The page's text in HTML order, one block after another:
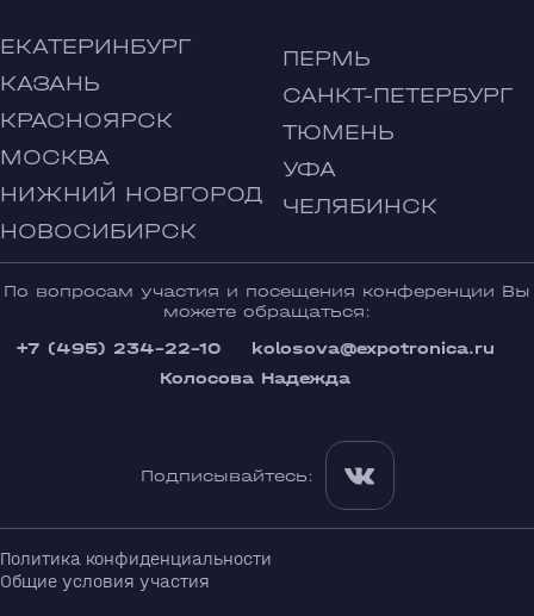
ЕКАТЕРИНБУРГ
КАЗАНЬ
КРАСНОЯРСК
МОСКВА
НИЖНИЙ НОВГОРОД
НОВОСИБИРСК
ПЕРМЬ
САНКТ-ПЕТЕРБУРГ
ТЮМЕНЬ
УФА
ЧЕЛЯБИНСК
По вопросам участия и посещения конференции Вы
можете обращаться:
+7 (495) 234-22-10
kolosova@expotronica.ru
Колосова Надежда
Подписывайтесь:
Политика конфиденциальности
Общие условия участия